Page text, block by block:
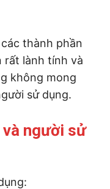
thành phần
rất lành tính và
không mong
sử dụng.
người sử